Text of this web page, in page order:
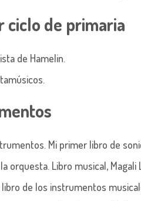
ciclo de primaria
de Hamelin.
Mi primer libro de
orquesta. Libro musical, Magali
libro de los instrumentos